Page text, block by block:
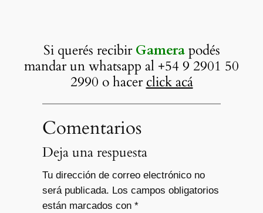
Si querés recibirGamerapodés
mandar un whatsapp al +54 9 2901 50
2990 o hacerclick acá
Comentarios
Deja una respuesta
Tu dirección de correo electrónico no
será publicada. Los campos obligatorios
están marcados con *